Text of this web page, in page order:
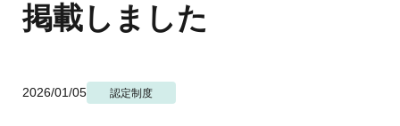
連携協力団体からのお知らせ
会員限定情報
掲載しました
2026/01/05 認定制度